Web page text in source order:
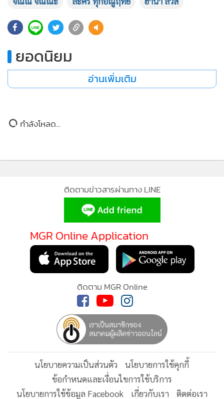
(ถิร ชุติกุล) เป็นลูกน้องคนสำคัญ แต่เมื่อเธอจับเขาได้ในที่เกิดเห
ว่าอธิธัชคือคนร้าย ฝ่ายอธิธัชก็เสียใจมากที่รู้ว่าตลอดเวลานรีรัตน์
ไม่เคยไว้ใจเขาเลย เธอแต่งงานกับเขาเพียงเพราะต้องทำตาม
พินัยกรรมของพ่อและต้องการสืบเรื่องของเขาเท่านั้น เรื่องราว
รายชื่อนักแสดง
1.จิณณ์ จิณณะรับบทม.จ.อธิธัช ณรังค์กูล
2.ฮาน่า ลีวิสรับบทนรีรัตน์ วโรรส
3.ณทรรศชัย จรัสมาสรับบทนรินธร วโรรส
4.สุพิชฌาย์ ศรีสวัสดิ์รับบทพรอุษา
5.กฤษฎา สุภาพพร้อมรับบทภรพ
6.พีรญา มะลิซ้อนรับบทม.จ.ขวัญฤทัย
7.ดิษย์กรณ์ ดิษยนันทน์ กัลย์จาฤกรับบทพศวัต อดิศร
8.ถิร ชุติกุลรับบทเสือบาง
ยอดนิยม
อ่านเพิ่มเติม
ติดตามข่าวสารผ่านทาง LINE
MGR Online Application
นโยบายความเป็นส่วนตัว
นโยบายการใช้คุกกี้
ข้อกำหนดและเงื่อนไขการใช้บริการ
นโยบายการใช้ข้อมูล Facebook
เกี่ยวกับเรา